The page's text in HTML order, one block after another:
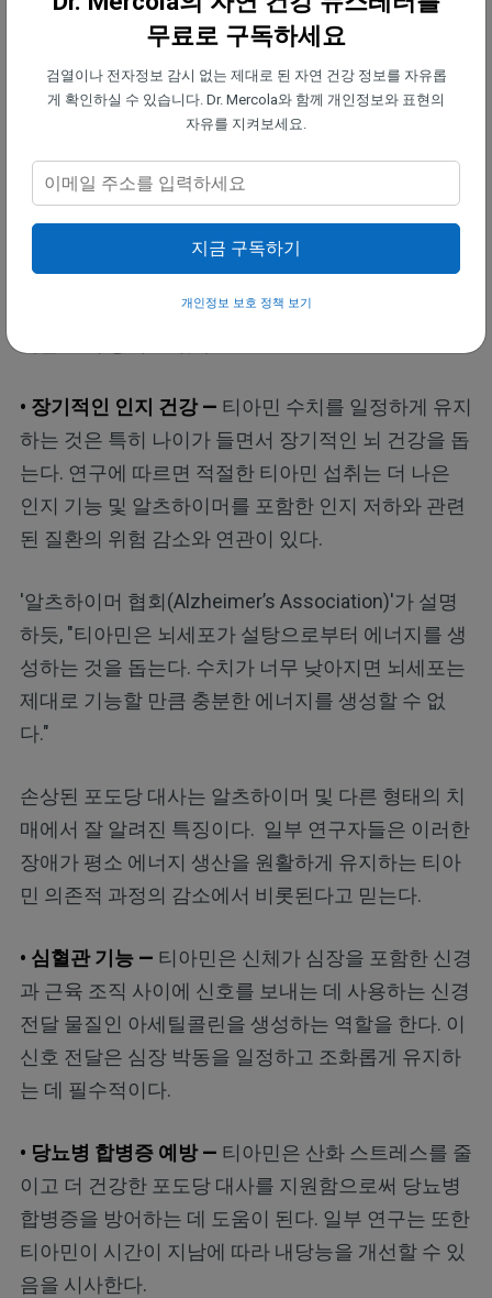
• 신경 기능 — 티아민은 중앙 신경계를 지원하는 방식
때문에 때때로 '항스트레스' 비타민이라고 불린다. 티
아민은 건강한 신경 세포를 유지하도록 돕고 신경계
가 적절하게 기능하도록 유지한다.
근위축성 측삭 경화증(ALS)과 같은 질환의 경우 뇌와
말초 신경의 티아민 수치가 60%나 떨어져 포도당 대
사에 중대한 장애를 초래한다.또한 고용량의 티아민
과 비오틴이 뇌의 에너지 처리 능력을 복구함으로써
헌팅턴병의 신경 손상을 되돌리는 데 도움이 될 수 있
• 장기적인 인지 건강 — 티아민 수치를 일정하게 유지
하는 것은 특히 나이가 들면서 장기적인 뇌 건강을 돕
는다. 연구에 따르면 적절한 티아민 섭취는 더 나은
인지 기능 및 알츠하이머를 포함한 인지 저하와 관련
된 질환의 위험 감소와 연관이 있다.
'알츠하이머 협회(Alzheimer’s Association)'가 설명
하듯, "티아민은 뇌세포가 설탕으로부터 에너지를 생
성하는 것을 돕는다. 수치가 너무 낮아지면 뇌세포는
제대로 기능할 만큼 충분한 에너지를 생성할 수 없
다."
손상된 포도당 대사는 알츠하이머 및 다른 형태의 치
매에서 잘 알려진 특징이다. 일부 연구자들은 이러한
장애가 평소 에너지 생산을 원활하게 유지하는 티아
민 의존적 과정의 감소에서 비롯된다고 믿는다.
• 심혈관 기능 — 티아민은 신체가 심장을 포함한 신경
과 근육 조직 사이에 신호를 보내는 데 사용하는 신경
전달 물질인 아세틸콜린을 생성하는 역할을 한다. 이
신호 전달은 심장 박동을 일정하고 조화롭게 유지하
는 데 필수적이다.
• 당뇨병 합병증 예방 — 티아민은 산화 스트레스를 줄
이고 더 건강한 포도당 대사를 지원함으로써 당뇨병
합병증을 방어하는 데 도움이 된다. 일부 연구는 또한
티아민이 시간이 지남에 따라 내당능을 개선할 수 있
음을 시사한다.
무료로 구독하세요
검열이나 전자정보 감시 없는 제대로 된 자연 건강 정보를 자유롭
게 확인하실 수 있습니다. Dr. Mercola와 함께 개인정보와 표현의
자유를 지켜보세요.
지금 구독하기
개인정보 보호 정책 보기